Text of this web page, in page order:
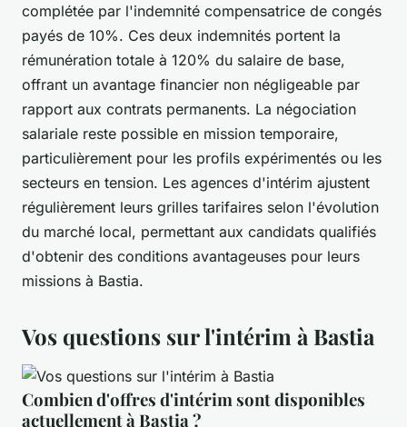
complétée par l'indemnité compensatrice de congés
payés de 10%. Ces deux indemnités portent la
rémunération totale à 120% du salaire de base,
offrant un avantage financier non négligeable par
rapport aux contrats permanents. La négociation
salariale reste possible en mission temporaire,
particulièrement pour les profils expérimentés ou les
secteurs en tension. Les agences d'intérim ajustent
régulièrement leurs grilles tarifaires selon l'évolution
du marché local, permettant aux candidats qualifiés
d'obtenir des conditions avantageuses pour leurs
missions à Bastia.
Vos questions sur l'intérim à Bastia
Combien d'offres d'intérim sont disponibles
actuellement à Bastia ?